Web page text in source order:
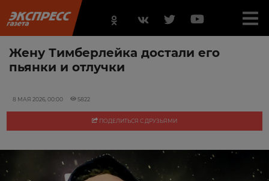
Жену Тимберлейка достали его
пьянки и отлучки
8 МАЯ 2026, 00:00 5822
ПОДЕЛИТЬСЯ С ДРУЗЬЯМИ